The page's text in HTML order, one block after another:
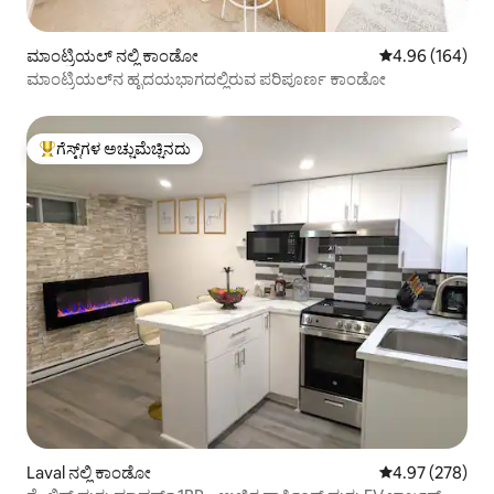
ಮಾಂಟ್ರಿಯಲ್ ನಲ್ಲಿ ಕಾಂಡೋ 5 ರಲ್ಲಿ 4.96
4.96 (164)
ಮಾಂಟ್ರಿಯಲ್‌ನ ಹೃದಯಭಾಗದಲ್ಲಿರುವ ಪರಿಪೂರ್ಣ ಕಾಂಡೋ
ಗೆಸ್ಟ್‌ಗಳಿಗೆ ಅತಿ ಹೆಚ್ಚು ಅಚ್ಚುಮೆಚ್ಚಿನದು
ಗೆಸ್ಟ್‌ಗಳ ಅಚ್ಚುಮೆಚ್ಚಿನದು
Laval ನಲ್ಲಿ ಕಾಂಡೋ 5 ರಲ್ಲಿ 4.97
4.97 (278)